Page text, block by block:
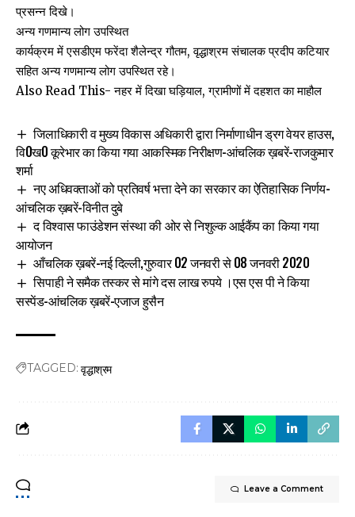
प्रसन्न दिखे।
अन्य गणमान्य लोग उपस्थित
कार्यक्रम में एसडीएम फरेंदा शैलेन्द्र गौतम, वृद्धाश्रम संचालक प्रदीप कटियार
सहित अन्य गणमान्य लोग उपस्थित रहे।
Also Read This-नहर में दिखा घड़ियाल, ग्रामीणों में दहशत का माहौल
जिलाधिकारी व मुख्य विकास अधिकारी द्वारा निर्माणाधीन ड्रग वेयर हाउस,
वि0ख0 कूरेभार का किया गया आकस्मिक निरीक्षण-आंचलिक ख़बरें-राजकुमार
शर्मा
नए अधिवक्ताओं को प्रतिवर्ष भत्ता देने का सरकार का ऐतिहासिक निर्णय-
आंचलिक ख़बरें-विनीत दुबे
द विश्वास फाउंडेशन संस्था की ओर से निशुल्क आईकैंप का किया गया
आयोजन
आँचलिक ख़बरें-नई दिल्ली,गुरुवार 02 जनवरी से 08 जनवरी 2020
सिपाही ने समैक तस्कर से मांगे दस लाख रुपये ।एस एस पी ने किया
सस्पेंड-आंचलिक ख़बरें-एजाज हुसैन
TAGGED: वृद्धाश्रम
Leave a Comment